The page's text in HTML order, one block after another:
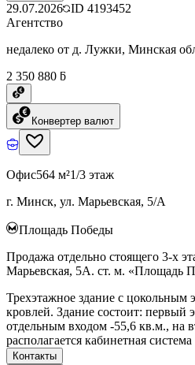
29.07.2026 ID 4193452
Агентство
недалеко от д. Лужки, Минская
2 350 880 ƃ
Конвертер валют
Офис564 м²1/3 этаж
г. Минск, ул. Марьевская, 5/А
Площадь Победы
Продажа отдельно стоящего 3-х
Марьевская, 5А. ст. м. «Площадь
Трехэтажное здание с цокольным
кровлей. Здание состоит: первый
отдельным входом -55,6 кв.м., на
располагается кабинетная
Контакты